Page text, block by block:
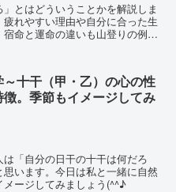
とはどういうことかを解説しま
れやすい理由や自分に合った生
命と運命の違いも山登りの例え
～十干（甲・乙）の心の性
徴。季節もイメージしてみ
「自分の日干の十干は何だろ
います。今日は私と一緒に自然
ージしてみましょう(^^♪